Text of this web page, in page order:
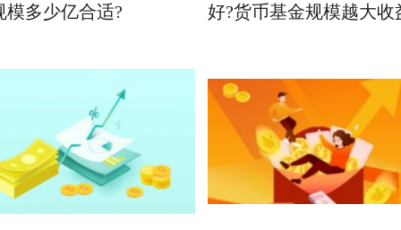
模多少亿合适?
好?货币基金规模越大收